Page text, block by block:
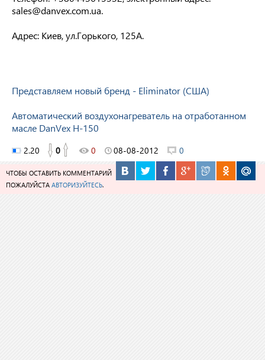
sales@danvex.com.ua.
Адрес: Киев, ул.Горького, 125А.
Представляем новый бренд - Eliminator (США)
Автоматический воздухонагреватель на отработанном
масле DanVex H-150
2.20 0 0 08-08-2012 0
ЧТОБЫ ОСТАВИТЬ КОММЕНТАРИЙ
ПОЖАЛУЙСТА АВТОРИЗУЙТЕСЬ.